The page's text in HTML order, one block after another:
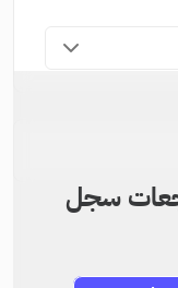
سجل